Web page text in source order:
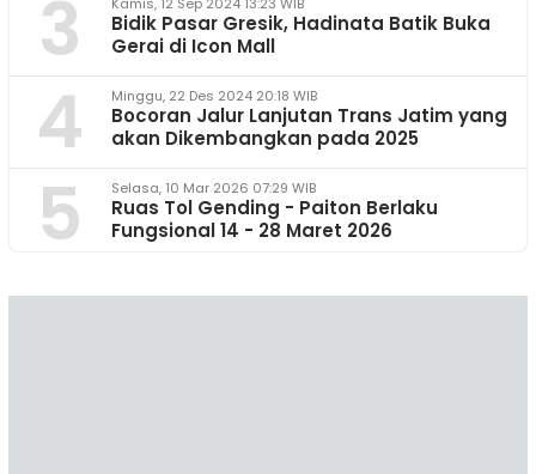
3
Bidik Pasar Gresik, Hadinata Batik Buka
Gerai di Icon Mall
4 Minggu, 22 Des 2024 20:18 WIB
Bocoran Jalur Lanjutan Trans Jatim yang
akan Dikembangkan pada 2025
5 Selasa, 10 Mar 2026 07:29 WIB
Ruas Tol Gending - Paiton Berlaku
Fungsional 14 - 28 Maret 2026